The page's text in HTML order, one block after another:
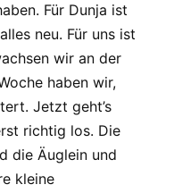
Für Dunja ist
neu. Für uns ist
wir an der
haben wir,
Jetzt geht’s
richtig los. Die
die Äuglein und
kleine